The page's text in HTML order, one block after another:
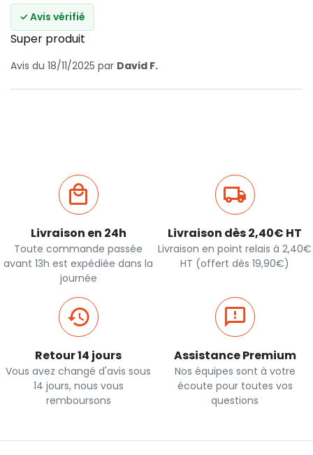
✓ Avis vérifié
Super produit
Avis du 18/11/2025 par David F.
Livraison en 24h
Toute commande passée
avant 13h est expédiée dans la
journée
Livraison dès 2,40€ HT
Livraison en point relais à 2,40€
HT (offert dès 19,90€)
Retour 14 jours
Vous avez changé d'avis sous
14 jours, nous vous
remboursons
Assistance Premium
Nos équipes sont à votre
écoute pour toutes vos
questions